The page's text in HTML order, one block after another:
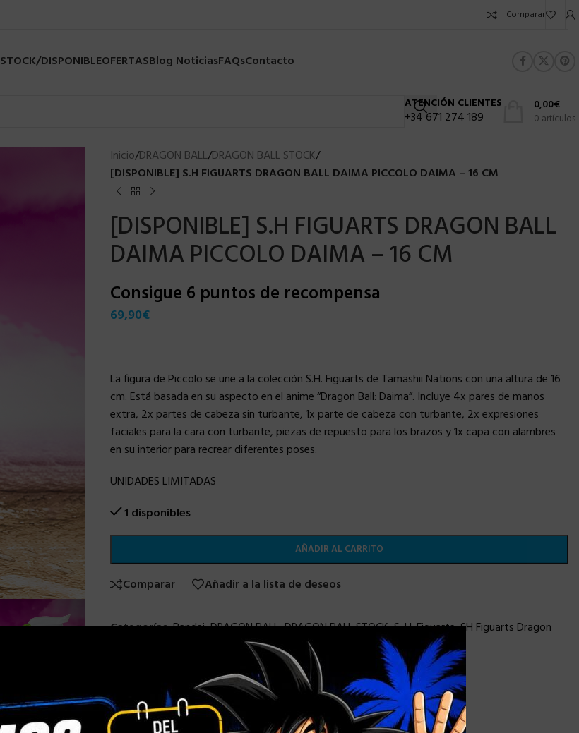
Comparar
STOCK/DISPONIBLEOFERTASBlog NoticiasFAQsContacto
ATENCIÓN CLIENTES
+34 671 274 189 0 artículos
0,00€
Inicio/DRAGON BALL/DRAGON BALL STOCK/
[DISPONIBLE] S.H FIGUARTS DRAGON BALL DAIMA PICCOLO DAIMA – 16 CM
[DISPONIBLE] S.H FIGUARTS DRAGON BALL
DAIMA PICCOLO DAIMA – 16 CM
Consigue 6 puntos de recompensa
69,90€
La figura de Piccolo se une a la colección S.H. Figuarts de Tamashii Nations con una altura de 16
cm. Está basada en su aspecto en el anime “Dragon Ball: Daima”. Incluye 4x pares de manos
extra, 2x partes de cabeza sin turbante, 1x parte de cabeza con turbante, 2x expresiones
faciales para la cara con turbante, piezas de repuesto para los brazos y 1x capa con alambres
en su interior para recrear diferentes poses.
UNIDADES LIMITADAS
1 disponibles
AÑADIR AL CARRITO
Comparar Añadir a la lista de deseos
Categorías:Bandai,DRAGON BALL,DRAGON BALL STOCK,S. H. Figuarts,SH Figuarts Dragon
STOCK/DISPONIBLE